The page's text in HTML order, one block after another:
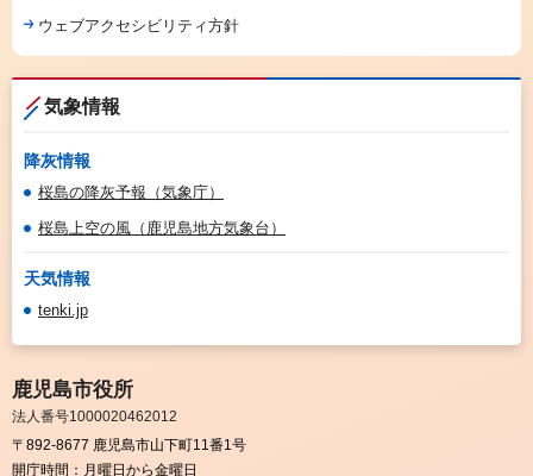
ウェブアクセシビリティ方針
気象情報
降灰情報
桜島の降灰予報（気象庁）
桜島上空の風（鹿児島地方気象台）
天気情報
tenki.jp
鹿児島市役所
法人番号1000020462012
〒892-8677 鹿児島市山下町11番1号
開庁時間： 月曜日から金曜日